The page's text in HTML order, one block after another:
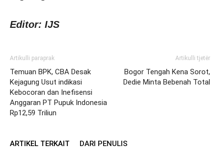
Editor: IJS
Artikulli paraprak
Temuan BPK, CBA Desak
Kejagung Usut indikasi
Kebocoran dan Inefisensi
Anggaran PT Pupuk Indonesia
Rp12,59 Triliun
Artikulli tjetër
Bogor Tengah Kena Sorot,
Dedie Minta Bebenah Total
ARTIKEL TERKAIT DARI PENULIS